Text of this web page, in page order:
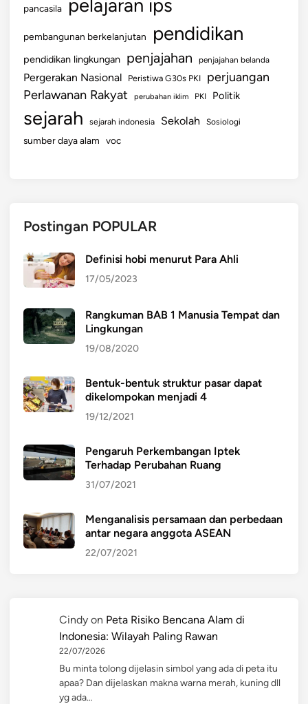
pancasila pelajaran ips
pembangunan berkelanjutan pendidikan
pendidikan lingkungan penjajahan penjajahan belanda
Pergerakan Nasional Peristiwa G30s PKI perjuangan
Perlawanan Rakyat perubahan iklim PKI Politik
sejarah sejarah indonesia Sekolah Sosiologi
sumber daya alam voc
Postingan POPULAR
Definisi hobi menurut Para Ahli
17/05/2023
Rangkuman BAB 1 Manusia Tempat dan
Lingkungan
19/08/2020
Bentuk-bentuk struktur pasar dapat
dikelompokan menjadi 4
19/12/2021
Pengaruh Perkembangan Iptek
Terhadap Perubahan Ruang
31/07/2021
Menganalisis persamaan dan perbedaan
antar negara anggota ASEAN
22/07/2021
Cindy on Peta Risiko Bencana Alam di
Indonesia: Wilayah Paling Rawan
22/07/2026
Bu minta tolong dijelasin simbol yang ada di peta itu
apaa? Dan dijelaskan makna warna merah, kuning dll
yg ada…